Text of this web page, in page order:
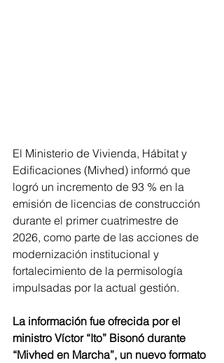
El Ministerio de Vivienda, Hábitat y
Edificaciones (Mivhed) informó que
logró un incremento de 93 % en la
emisión de licencias de construcción
durante el primer cuatrimestre de
2026, como parte de las acciones de
modernización institucional y
fortalecimiento de la permisología
impulsadas por la actual gestión.
La información fue ofrecida por el
ministro Víctor “Ito” Bisonó durante
“Mivhed en Marcha”, un nuevo formato